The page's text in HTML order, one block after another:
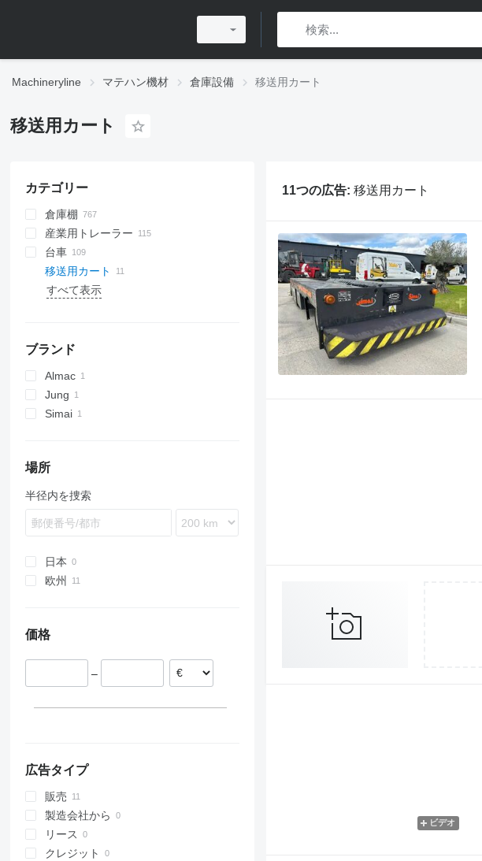
Machineryline マテハン機材 倉庫設備 移送用カート
移送用カート
カテゴリー
倉庫棚
シェルフラック
パレットラック
片持ち梁ラック
モバイルラック
その他の倉庫棚
産業用トレーラー
台車
移送用カート
すべて表示
ブランド
Almac
Jung
Simai
場所
半径内を捜索
日本
欧州
価格
–
広告タイプ
販売
製造会社から
リース
クレジット
11つの広告: 移送用カート
ビデオ